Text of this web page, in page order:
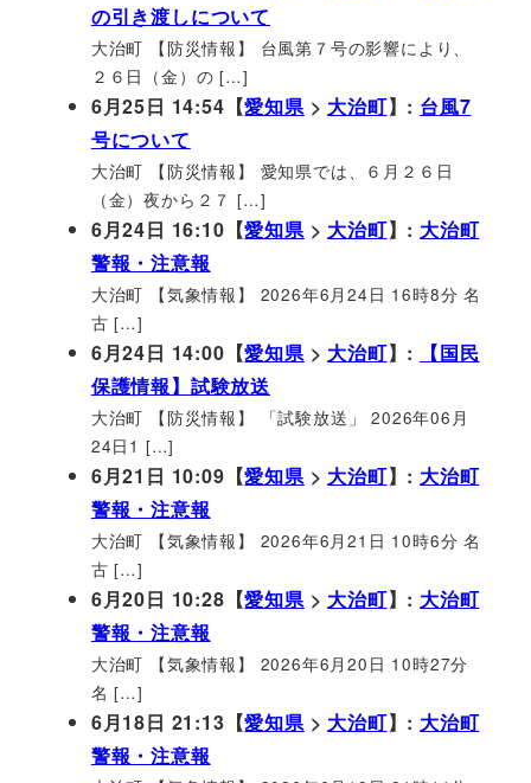
の引き渡しについて
大治町 【防災情報】 台風第７号の影響により、
２６日（金）の […]
6月25日 14:54【愛知県> 大治町】: 台風7
号について
大治町 【防災情報】 愛知県では、６月２６日
（金）夜から２７ […]
6月24日 16:10【愛知県> 大治町】: 大治町
警報・注意報
大治町 【気象情報】 2026年6月24日 16時8分 名
古 […]
6月24日 14:00【愛知県> 大治町】:
【国民
保護情報】試験放送
大治町 【防災情報】 「試験放送」 2026年06月
24日1 […]
6月21日 10:09【愛知県> 大治町】: 大治町
警報・注意報
大治町 【気象情報】 2026年6月21日 10時6分 名
古 […]
6月20日 10:28【愛知県> 大治町】: 大治町
警報・注意報
大治町 【気象情報】 2026年6月20日 10時27分
名 […]
6月18日 21:13【愛知県> 大治町】: 大治町
警報・注意報